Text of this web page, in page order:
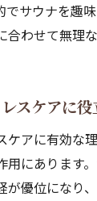
でサウナを趣
合わせて無理
スケアに
ケアに有効な
用にあります
が優位になり